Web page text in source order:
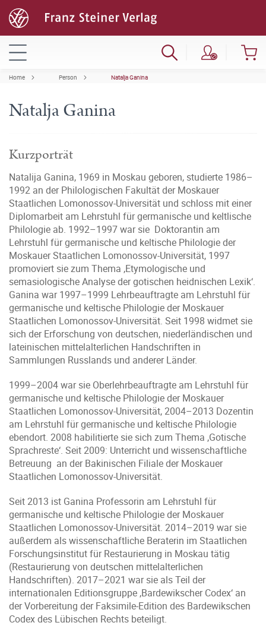
Home Person Natalja Ganina
Natalja Ganina
Kurzporträt
Natalija Ganina, 1969 in Moskau geboren, studierte 1986–
1992 an der Philologischen Fakultät der Moskauer
Staatlichen Lomonossov-Universität und schloss mit einer
Diplomarbeit am Lehrstuhl für germanische und keltlische
Philologie ab. 1992–1997 war sie Doktorantin am
Lehrstuhl für germanische und keltische Philologie der
Moskauer Staatlichen Lomonossov-Universität, 1997
promoviert sie zum Thema ‚Etymologische und
semasiologische Analyse der gotischen heidnischen Lexik‘.
Ganina war 1997–1999 Lehrbeauftragte am Lehrstuhl für
germanische und keltische Philologie der Moskauer
Staatlichen Lomonossov-Universität. Seit 1998 widmet sie
sich der Erforschung von deutschen, niederländischen und
lateinischen mittelalterlichen Handschriften in
Sammlungen Russlands und anderer Länder.
1999–2004 war sie Oberlehrbeauftragte am Lehrstuhl für
germanische und keltische Philologie der Moskauer
Staatlichen Lomonossov-Universität, 2004–2013 Dozentin
am Lehrstuhl für germanische und keltische Philologie
ebendort. 2008 habilitierte sie sich zum Thema ‚Gotische
Sprachreste‘. Seit 2009: Unterricht und wissenschaftliche
Betreuung an der Bakinischen Filiale der Moskauer
Staatlichen Lomonossov-Universität.
Seit 2013 ist Ganina Professorin am Lehrstuhl für
germanische und keltische Philologie der Moskauer
Staatlichen Lomonossov-Universität. 2014–2019 war sie
außerdem als wissenschaftliche Beraterin im Staatlichen
Forschungsinstitut für Restaurierung in Moskau tätig
(Restaurierung von deutschen mittelalterlichen
Handschriften). 2017–2021 war sie als Teil der
internationalen Editionsgruppe ‚Bardewikscher Codex‘ an
der Vorbereitung der Faksimile-Edition des Bardewikschen
Codex des Lübischen Rechts beteiligt.